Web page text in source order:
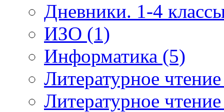
Дневники. 1-4
ИЗО (1)
Информатика (5)
Литературное
Литературное